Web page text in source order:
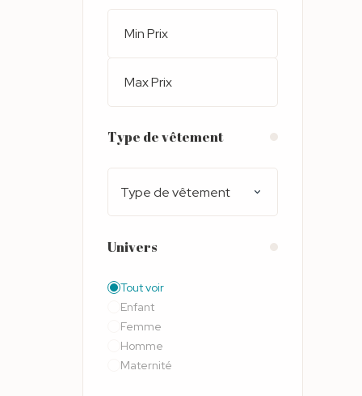
Type de vêtement
Type de vêtement
Univers
Tout voir
Enfant
Femme
Homme
Maternité